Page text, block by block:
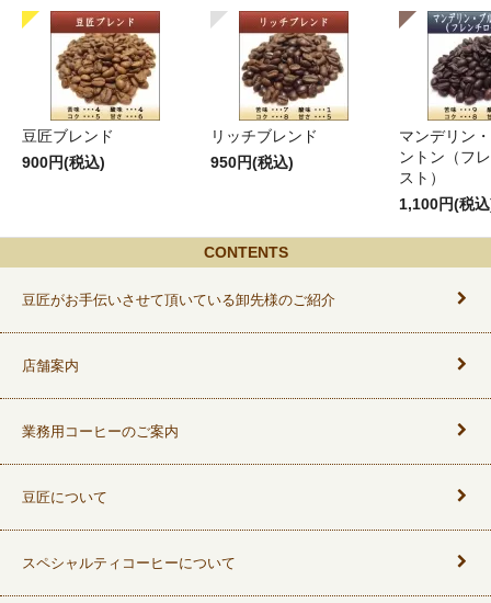
豆匠ブレンド
900円(税込)
リッチブレンド
950円(税込)
マンデリン
ントン（フ
スト）
1,100円(税
CONTENTS
豆匠がお手伝いさせて頂いている卸先様のご紹介
店舗案内
業務用コーヒーのご案内
豆匠について
スペシャルティコーヒーについて